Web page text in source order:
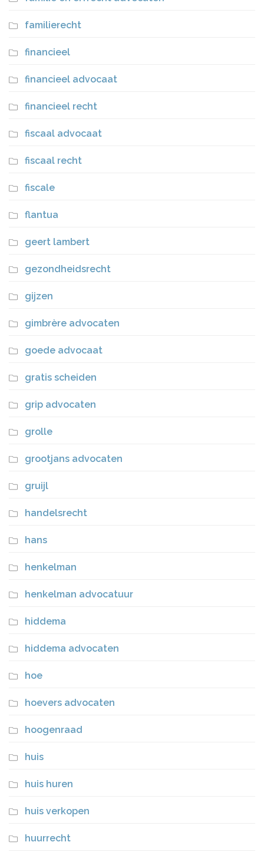
familierecht
financieel
financieel advocaat
financieel recht
fiscaal advocaat
fiscaal recht
fiscale
flantua
geert lambert
gezondheidsrecht
gijzen
gimbrère advocaten
goede advocaat
gratis scheiden
grip advocaten
grolle
grootjans advocaten
gruijl
handelsrecht
hans
henkelman
henkelman advocatuur
hiddema
hiddema advocaten
hoe
hoevers advocaten
hoogenraad
huis
huis huren
huis verkopen
huurrecht